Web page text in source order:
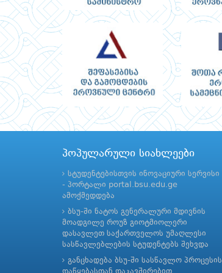
პოპულარული სიახლეები
სტუდენტებისთვის ინოვაციური სერვისი
- პორტალი portal.bsu.edu.ge
ამოქმედდება
ბსუ-ში ნატოს გენერალური მდივნის
მოადგილე როუზ გიოტმიოლერი
დასავლეთ საქართველოს უმაღლესი
სასწავლებლების სტუდენტებს შეხვდა
განცხადება ბსუ-ში სასწავლო პროცესის
დაწყებასთან დაკავშირებით